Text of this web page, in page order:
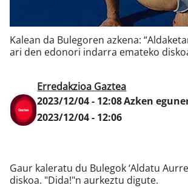
Klisk
Kalean da Bulegoren azkena:
ari den edonori indarra emateko
Erredakzioa Gaztea
2023/12/04 - 12:08Azken
2023/12/04 - 12:06
Gaur kaleratu du Bulegok ‘Aldatu
diskoa. "Dida!"n aurkeztu digute.